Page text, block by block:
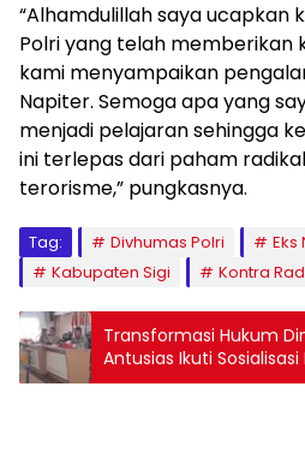
“Alhamdulillah saya ucapkan
Polri yang telah memberikan
kami menyampaikan
Napiter. Semoga apa yang
menjadi pelajaran sehingga
ini terlepas dari paham
terorisme,” pungkasnya.
Tag: Divhumas Polri Eks
Kabupaten Sigi
Kontra
Transformasi Hukum
Antusias Ikuti Sosialisasi